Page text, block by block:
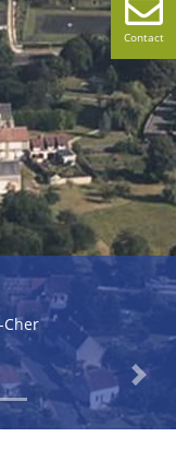
Contact
Next